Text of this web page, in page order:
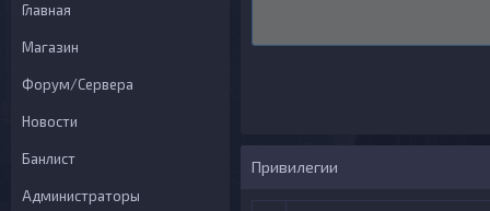
Главная
Магазин
Форум/Сервера
Новости
Банлист
Администраторы
Привилегии